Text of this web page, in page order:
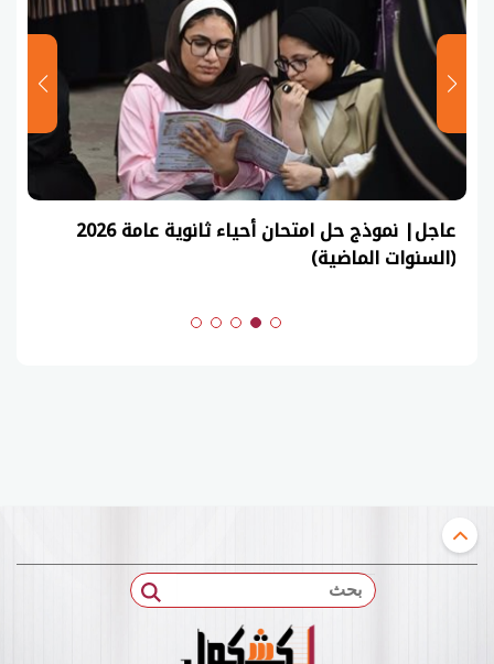
عاجل| نموذج حل امتحان أحياء ثانوية عامة 2026
(السنوات الماضية)
بحث